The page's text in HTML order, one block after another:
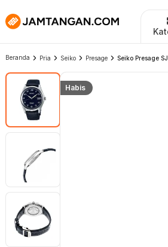
Beranda Pria Seiko Presage Seiko Presage
Habis